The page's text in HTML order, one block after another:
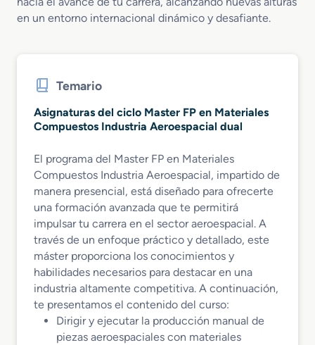
en un entorno internacional dinámico y desafiante.
Temario
Asignaturas del ciclo Master FP en Materiales
Compuestos Industria Aeroespacial dual
El programa del Master FP en Materiales
Compuestos Industria Aeroespacial, impartido de
manera presencial, está diseñado para ofrecerte
una formación avanzada que te permitirá
impulsar tu carrera en el sector aeroespacial. A
través de un enfoque práctico y detallado, este
máster proporciona los conocimientos y
habilidades necesarios para destacar en una
industria altamente competitiva. A continuación,
te presentamos el contenido del curso:
Dirigir y ejecutar la producción manual de
piezas aeroespaciales con materiales